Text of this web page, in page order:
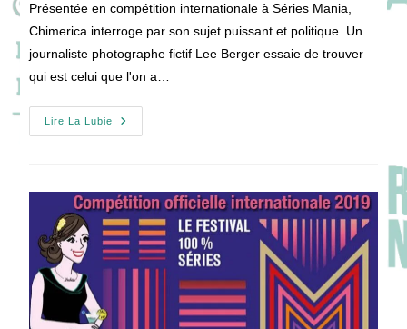
Présentée en compétition internationale à Séries Mania,
Chimerica interroge par son sujet puissant et politique. Un
journaliste photographe fictif Lee Berger essaie de trouver
qui est celui que l'on a…
Lire La Lubie
Chimerica
: